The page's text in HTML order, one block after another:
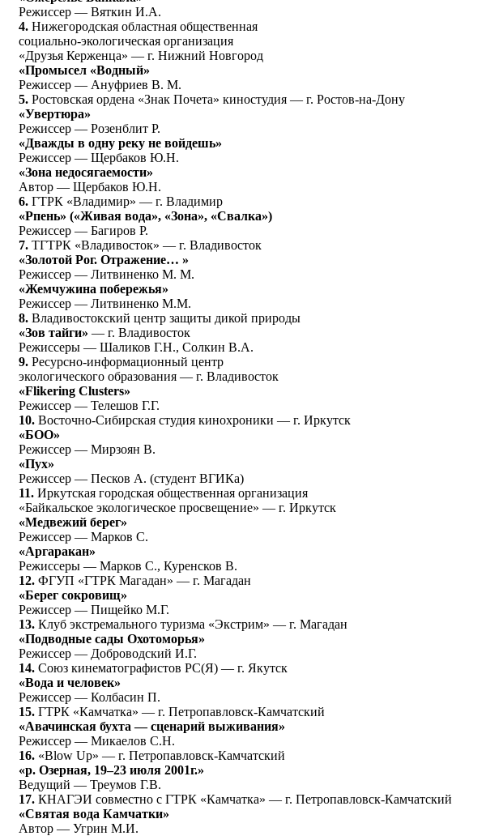
Режиссер — Вяткин И.А.
4. Нижегородская областная общественная
социально-экологическая организация
«Друзья Керженца» — г. Нижний Новгород
«Промысел «Водный»
Режиссер — Ануфриев В. М.
5. Ростовская ордена «Знак Почета» киностудия — г. Ростов-на-Дону
«Увертюра»
Режиссер — Розенблит Р.
«Дважды в одну реку не войдешь»
Режиссер — Щербаков Ю.Н.
«Зона недосягаемости»
Автор — Щербаков Ю.Н.
6. ГТРК «Владимир» — г. Владимир
«Рпень» («Живая вода», «Зона», «Свалка»)
Режиссер — Багиров Р.
7. ТГТРК «Владивосток» — г. Владивосток
«Золотой Рог. Отражение… »
Режиссер — Литвиненко М. М.
«Жемчужина побережья»
Режиссер — Литвиненко М.М.
8. Владивостокский центр защиты дикой природы
«Зов тайги» — г. Владивосток
Режиссеры — Шаликов Г.Н., Солкин В.А.
9. Ресурсно-информационный центр
экологического образования — г. Владивосток
«Flikering Clusters»
Режиссер — Телешов Г.Г.
10. Восточно-Сибирская студия кинохроники — г. Иркутск
«БОО»
Режиссер — Мирзоян В.
«Пух»
Режиссер — Песков А. (студент ВГИКа)
11. Иркутская городская общественная организация
«Байкальское экологическое просвещение» — г. Иркутск
«Медвежий берег»
Режиссер — Марков С.
«Аргаракан»
Режиссеры — Марков С., Куренсков В.
12. ФГУП «ГТРК Магадан» — г. Магадан
«Берег сокровищ»
Режиссер — Пищейко М.Г.
13. Клуб экстремального туризма «Экстрим» — г. Магадан
«Подводные сады Охотоморья»
Режиссер — Доброводский И.Г.
14. Союз кинематографистов РС(Я) — г. Якутск
«Вода и человек»
Режиссер — Колбасин П.
15. ГТРК «Камчатка» — г. Петропавловск-Камчатский
«Авачинская бухта — сценарий выживания»
Режиссер — Микаелов С.Н.
16. «Blow Up» — г. Петропавловск-Камчатский
«р. Озерная, 19–23 июля 2001г.»
Ведущий — Треумов Г.В.
17. КНАГЭИ совместно с ГТРК «Камчатка» — г. Петропавловск-Камчатский
«Святая вода Камчатки»
Автор — Угрин М.И.